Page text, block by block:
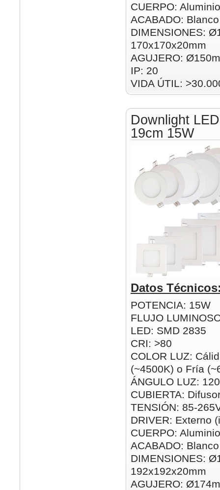
CUERPO: Aluminio
ACABADO: Blanco
DIMENSIONES:
170x170x20mm
AGUJERO:
IP: 20
VIDA ÚTIL:
Downlight
19cm 15W
Datos
POTENCIA: 15W
FLUJO
LED: SMD 2835
CRI: >80
COLOR LUZ:
(~4500K) o Fría
ÁNGULO LUZ:
CUBIERTA:
TENSIÓN: 85-
DRIVER: Externo
CUERPO: Aluminio
ACABADO: Blanco
DIMENSIONES:
192x192x20mm
AGUJERO: